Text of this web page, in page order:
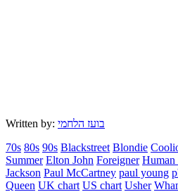
Written by: בועז הלחמי
70s 80s 90s Blackstreet Blondie
Summer Elton John Foreigner Human
Jackson Paul McCartney paul young
Queen UK chart US chart Usher